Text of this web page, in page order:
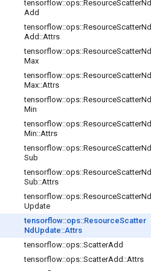
tensorflow::ops::ResourceScatterNd
Add
tensorflow::ops::ResourceScatterNd
Add ::Attrs
tensorflow::ops::ResourceScatterNd
Max
tensorflow::ops::ResourceScatterNd
Max::Attrs
tensorflow::ops::ResourceScatterNd
Min
tensorflow::ops::ResourceScatterNd
Min::Attrs
tensorflow::ops::ResourceScatterNd
Sub
tensorflow::ops::ResourceScatterNd
Sub::Attrs
tensorflow::ops::ResourceScatterNd
Update
tensorflow::ops::ResourceScatter
Nd Update::Attrs
tensorflow::ops::ScatterAdd
tensorflow::ops::ScatterAdd ::Attrs